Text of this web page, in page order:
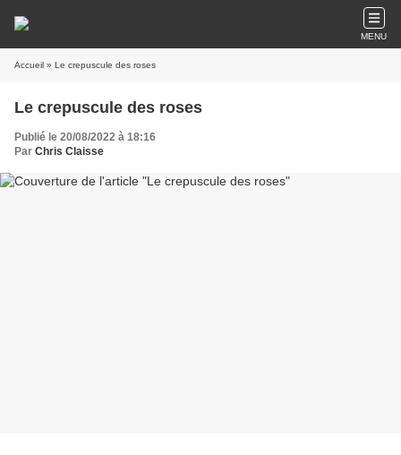
MENU
Accueil » Le crepuscule des roses
Le crepuscule des roses
Publié le 20/08/2022 à 18:16
Par Chris Claisse